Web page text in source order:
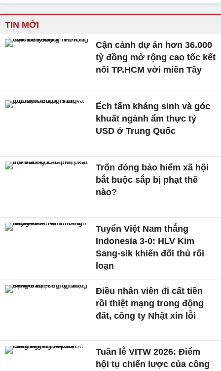
TIN MỚI
Cận cảnh dự án hơn 36.000
tỷ đồng mở rộng cao tốc kết
nối TP.HCM với miền Tây
Ếch tẩm kháng sinh và góc
khuất ngành ẩm thực tỷ
USD ở Trung Quốc
Trốn đóng bảo hiểm xã hội
bắt buộc sắp bị phạt thế
nào?
Tuyển Việt Nam thắng
Indonesia 3-0: HLV Kim
Sang-sik khiến đối thủ rối
loạn
Điều nhân viên đi cất tiền
rồi thiệt mạng trong động
đất, công ty Nhật xin lỗi
Tuần lễ VITW 2026: Điểm
hội tụ chiến lược của công